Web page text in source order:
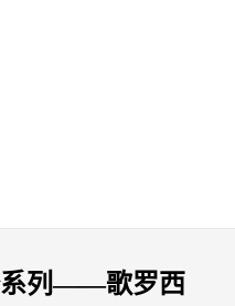
系列——歌罗西